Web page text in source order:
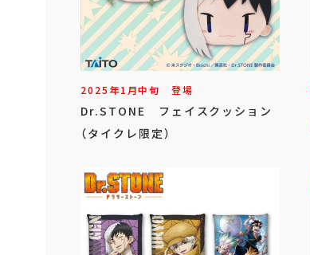
2025年1月中旬 登場
Dr.STONE フェイスクッション
（タイクレ限定）